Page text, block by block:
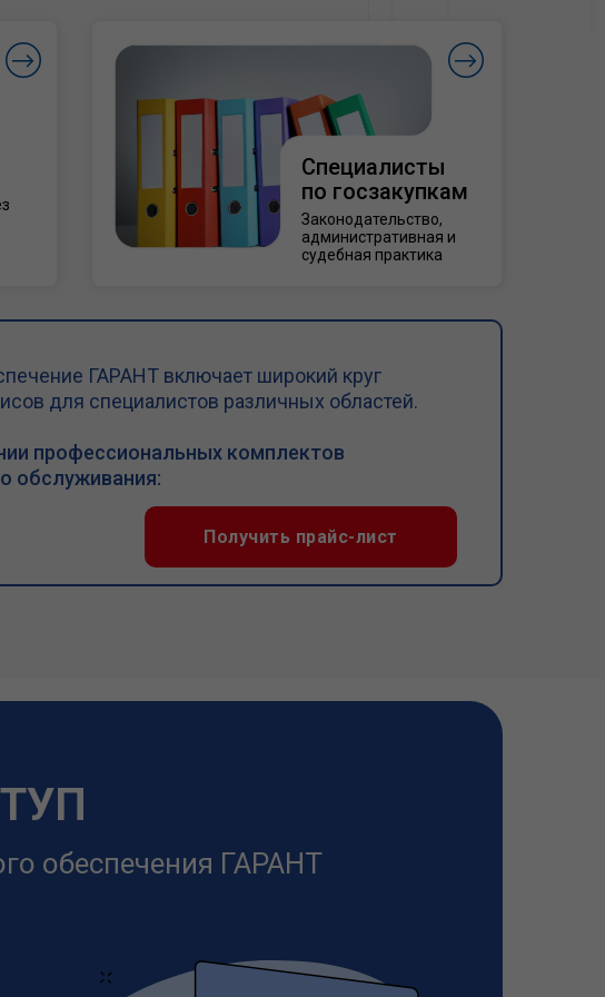
Специалисты
по госзакупкам
Законодательство,
административная и
судебная практика
Получить прайс-лист
ГАРАНТ включает широкий круг
для специалистов различных областей.
профессиональных комплектов
обслуживания:
обеспечения ГАРАНТ